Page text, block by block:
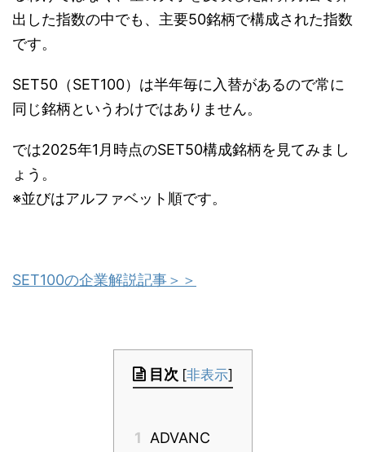
出した指数の中でも、主要50銘柄で構成された指数
です。
SET50（SET100）は半年毎に入替があるので常に
同じ銘柄というわけではありません。
では2025年1月時点のSET50構成銘柄を見てみまし
ょう。
※並びはアルファベット順です。
SET100の企業解説記事＞＞
目次 [非表示]
1
ADVANC